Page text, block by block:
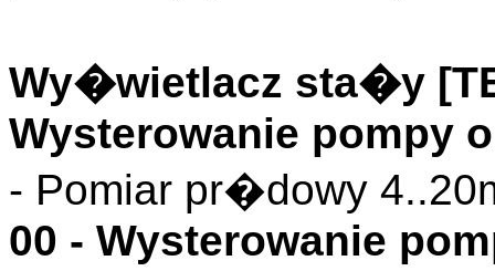
Wy�wietlacz sta�y
Wysterowanie pompy
- Pomiar pr�dowy
00 - Wysterowanie